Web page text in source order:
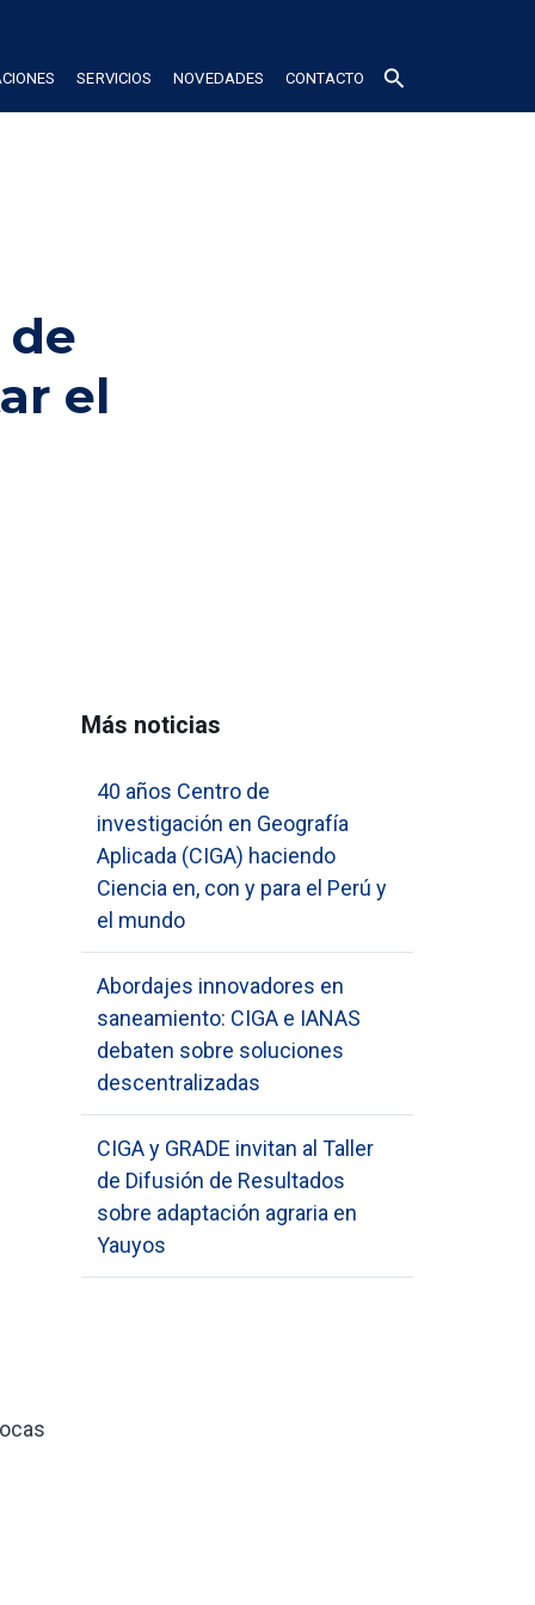
SERVICIOS NOVEDADES CONTACTO search
de
el
Más noticias
40 años Centro de
investigación en Geografía
Aplicada (CIGA) haciendo
Ciencia en, con y para el Perú y
el mundo
Abordajes innovadores en
saneamiento: CIGA e IANAS
debaten sobre soluciones
descentralizadas
CIGA y GRADE invitan al Taller
de Difusión de Resultados
sobre adaptación agraria en
Yauyos